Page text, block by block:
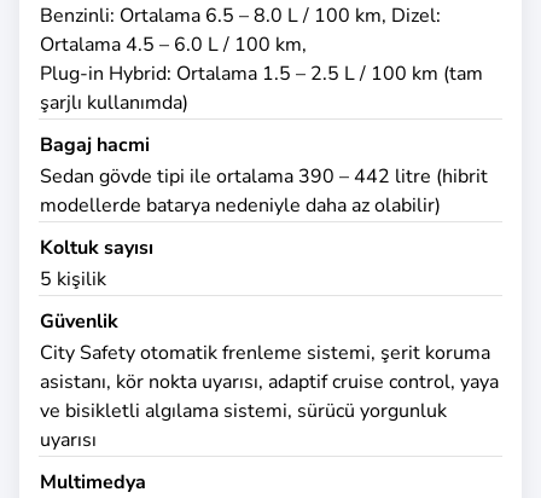
Benzinli: Ortalama 6.5 – 8.0 L / 100 km, Dizel:
Ortalama 4.5 – 6.0 L / 100 km,
Plug-in Hybrid: Ortalama 1.5 – 2.5 L / 100 km (tam
şarjlı kullanımda)
Bagaj hacmi
Sedan gövde tipi ile ortalama 390 – 442 litre (hibrit
modellerde batarya nedeniyle daha az olabilir)
Koltuk sayısı
5 kişilik
Güvenlik
City Safety otomatik frenleme sistemi, şerit koruma
asistanı, kör nokta uyarısı, adaptif cruise control, yaya
ve bisikletli algılama sistemi, sürücü yorgunluk
uyarısı
Multimedya